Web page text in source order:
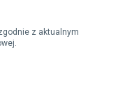
z aktualnym